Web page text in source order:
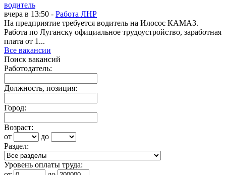
водитель
вчера в 13:50 - Работа ЛНР
На предприятие требуется водитель на Илосос КАМАЗ.
Работа по Луганску официальное трудоустройство, заработная
плата от 1...
Все вакансии
Поиск вакансий
Работодатель:
Должность, позиция:
Город:
Возраст:
от
до
Раздел:
Уровень оплаты труда: